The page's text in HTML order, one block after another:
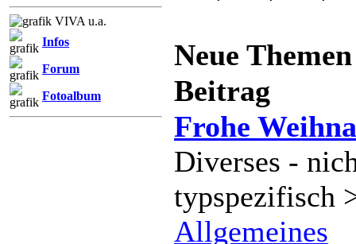
VIVA u.a.
Infos
Forum
Fotoalbum
Neue
Beitrag
Frohe
Diverses -
typspezifisch
Allgemeines